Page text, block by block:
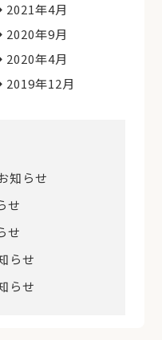
2021年4月
2020年9月
2020年4月
2019年12月
知らせ
せ
せ
らせ
らせ